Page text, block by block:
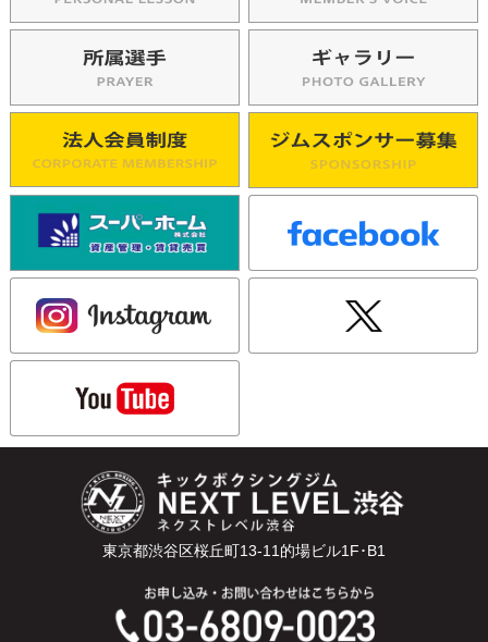
東京都渋谷区桜丘町13-11的場ビル1F･B1